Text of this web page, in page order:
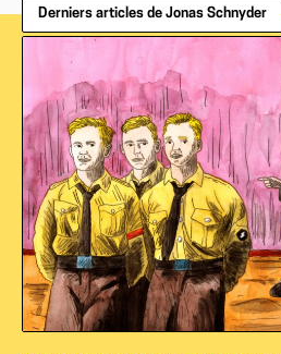
Derniers articles de Jonas Schnyder